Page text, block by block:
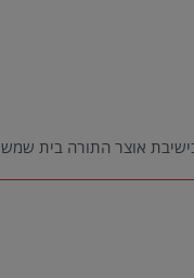
אוצר התורה בית שמש